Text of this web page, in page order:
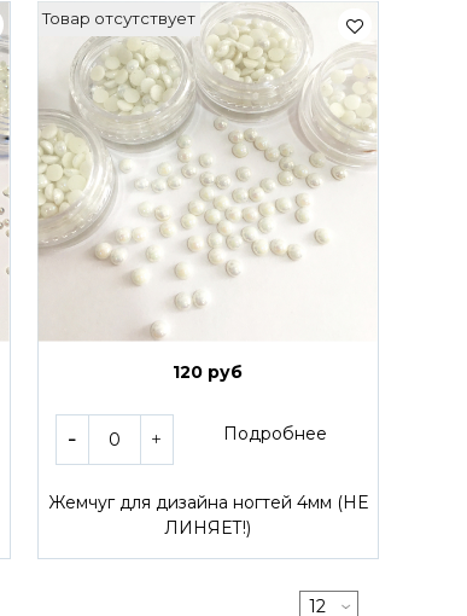
Товар отсутствует
120 руб
Подробнее
Жемчуг для дизайна ногтей 4мм (НЕ
ЛИНЯЕТ!)